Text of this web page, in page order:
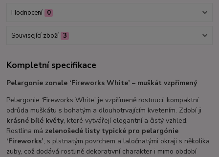
Hodnocení 0
Související zboží 3
Kompletní specifikace
Pelargonie zonale ‘Fireworks White’ – muškát vzpřímený
Pelargonie ‘Fireworks White’ je vzpřímeně rostoucí, kompaktní
odrůda muškátu s bohatým a dlouhotrvajícím kvetením. Zdobí ji
krásné bílé květy, které vytvářejí elegantní a čistý vzhled.
Rostlina má zelenošedé listy typické pro pelargónie
‘Fireworks’, s plstnatým povrchem a laločnatými okraji s několika
zuby, což dodává rostlině dekorativní charakter i mimo období